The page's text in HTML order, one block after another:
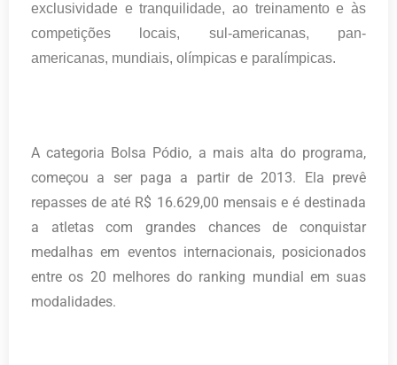
exclusividade e tranquilidade, ao treinamento e às
competições locais, sul-americanas, pan-
americanas, mundiais, olímpicas e paralímpicas.
A categoria Bolsa Pódio, a mais alta do programa,
começou a ser paga a partir de 2013. Ela prevê
repasses de até R$ 16.629,00 mensais e é destinada
a atletas com grandes chances de conquistar
medalhas em eventos internacionais, posicionados
entre os 20 melhores do ranking mundial em suas
modalidades.